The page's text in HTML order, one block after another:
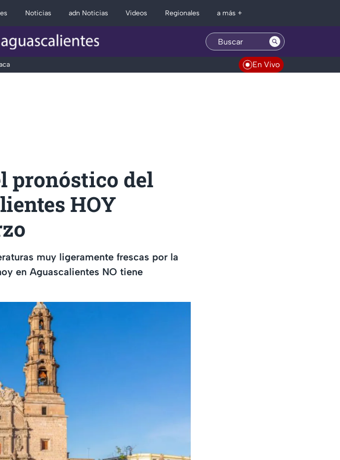
Noticias adn Noticias Videos Regionales a más +
En Vivo
pronóstico del
HOY
muy ligeramente frescas por la
en Aguascalientes NO tiene